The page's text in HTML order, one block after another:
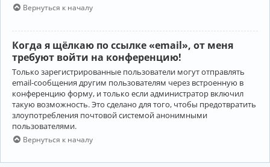
Вернуться к началу
Когда я щёлкаю по ссылке «email», от меня
требуют войти на конференцию!
Только зарегистрированные пользователи могут отправлять
email-сообщения другим пользователям через встроенную в
конференцию форму, и только если администратор включил
такую возможность. Это сделано для того, чтобы предотвратить
злоупотребления почтовой системой анонимными
пользователями.
Вернуться к началу